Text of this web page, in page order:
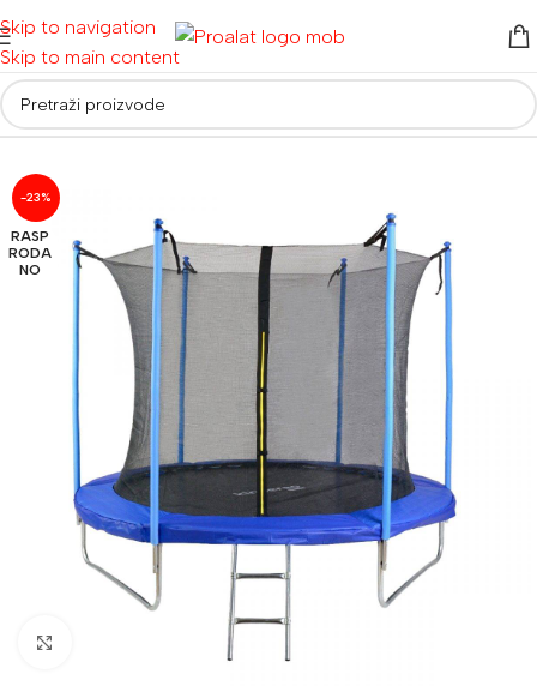
Skip to navigation
Skip to main content
Početna/ Ostalo/Roštilji, bazeni i trampolini
-23%
RASP
RODA
NO